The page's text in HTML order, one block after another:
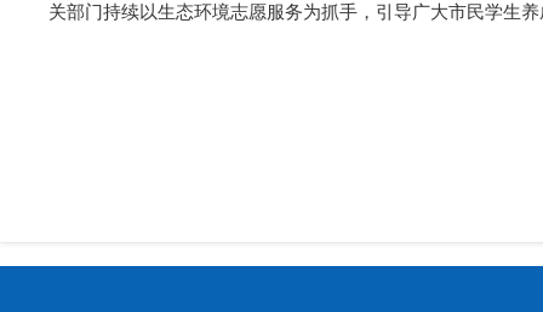
关部门持续以生态环境志愿服务为抓手，引导广大市民学生